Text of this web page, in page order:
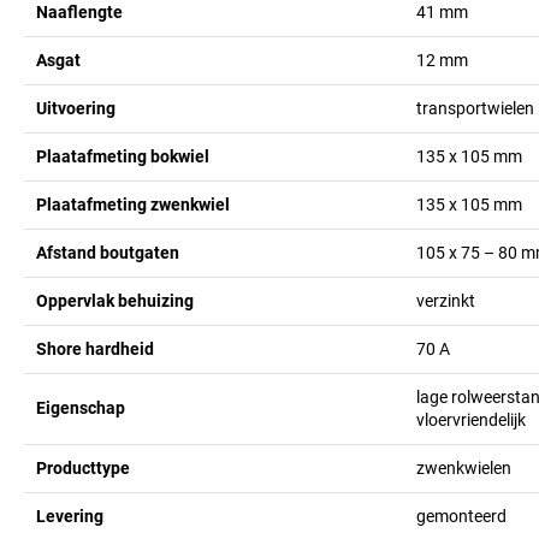
Naaflengte 41 mm
Asgat 12 mm
Uitvoering transportwielen
Plaatafmeting bokwiel 135 x 105 mm
Plaatafmeting zwenkwiel 135 x 105 mm
Afstand boutgaten 105 x 75 – 80
Oppervlak behuizing verzinkt
Shore hardheid 70 A
Eigenschap
lage
vloervriendelijk
Producttype zwenkwielen
Levering gemonteerd